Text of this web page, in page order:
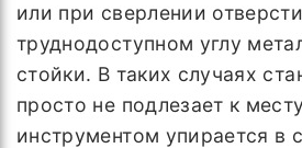
или при сверлении
труднодоступном углу
стойки. В таких случаях
просто не подлезает к
инструментом упирается в